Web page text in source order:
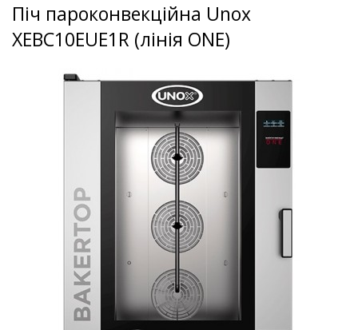
Піч пароконвекційна Unox
XEBC10EUE1R (лінія ONE)